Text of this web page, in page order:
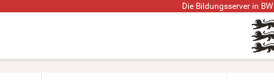
Die Bildungsserver in BW